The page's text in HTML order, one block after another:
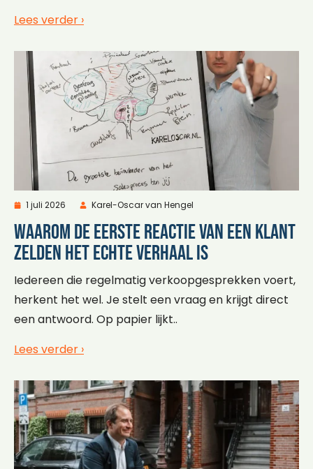
Lees verder ›
1 juli 2026 Karel-Oscar van Hengel
Waarom de eerste reactie van een klant
zelden het echte verhaal is
Iedereen die regelmatig verkoopgesprekken voert,
herkent het wel. Je stelt een vraag en krijgt direct
een antwoord. Op papier lijkt..
Lees verder ›